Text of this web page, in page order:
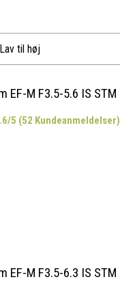
EF-M F3.5-5.6 IS STM
5 (52 Kundeanmeldelser)
EF-M F3.5-6.3 IS STM